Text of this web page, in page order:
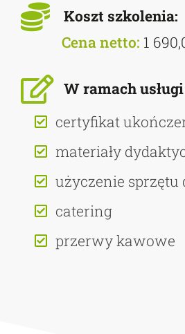
Koszt szkolenia:
Cena netto: 1
W ramach
certyfikat
materiały
użyczenie sprzętu
catering
przerwy kawowe